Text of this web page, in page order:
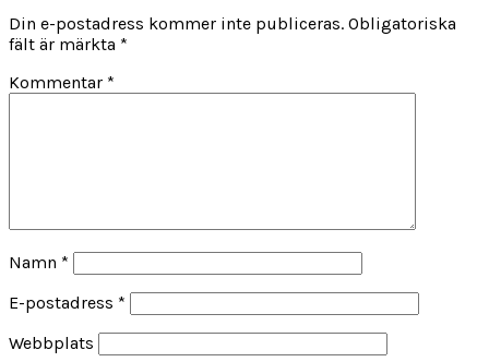
Din e-postadress kommer inte publiceras. Obligatoriska
fält är märkta *
Kommentar *
Namn *
E-postadress *
Webbplats